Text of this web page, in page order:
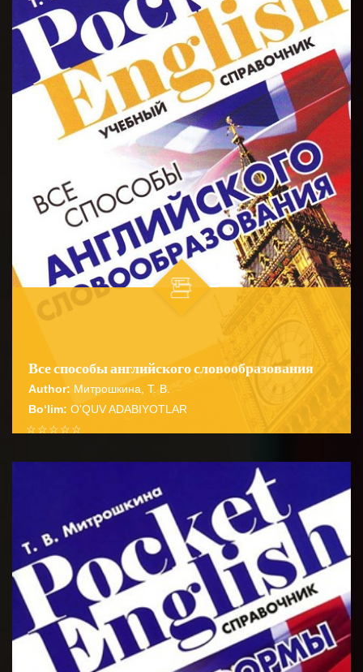
Все способы английского словообразования
Author: Митрошкина, Т. В.
Bo‘lim: O'QUV ADABIYOTLAR
☆
☆
☆
☆
☆
Справочник содержит подробные сведения о
способах словообразования английских имен
существительных прилагательных глаго...